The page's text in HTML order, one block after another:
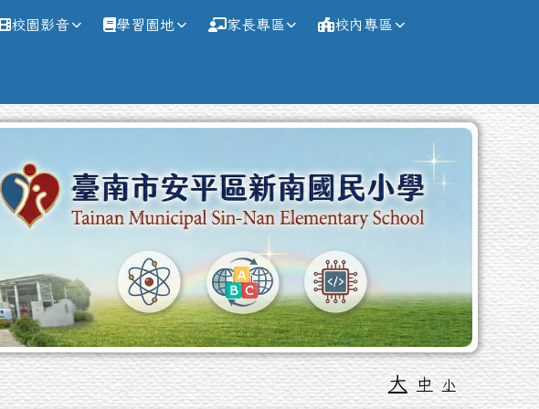
校園影音 學習園地 家長專區 校內專區
大 中 小